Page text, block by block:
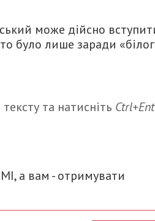
може дійсно
було лише заради
та натисніть
а вам - отримувати